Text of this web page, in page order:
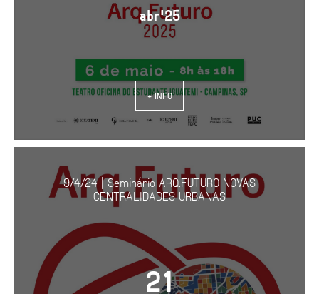
abr'25
+ INFO
9/4/24 | Seminário ARQ.FUTURO NOVAS
CENTRALIDADES URBANAS
21